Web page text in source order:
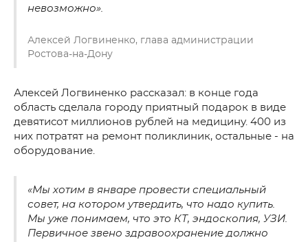
невозможно».
Алексей Логвиненко, глава администрации
Ростова-на-Дону
Алексей Логвиненко рассказал: в конце года
область сделала городу приятный подарок в виде
девятисот миллионов рублей на медицину. 400 из
них потратят на ремонт поликлиник, остальные - на
оборудование.
«Мы хотим в январе провести специальный
совет, на котором утвердить, что надо купить.
Мы уже понимаем, что это КТ, эндоскопия, УЗИ.
Первичное звено здравоохранение должно